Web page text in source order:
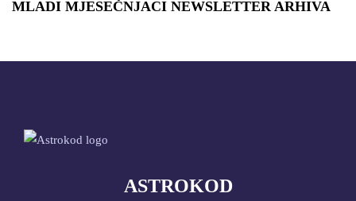
MLADI MJESEČNJACI NEWSLETTER ARHIVA
ASTROKOD